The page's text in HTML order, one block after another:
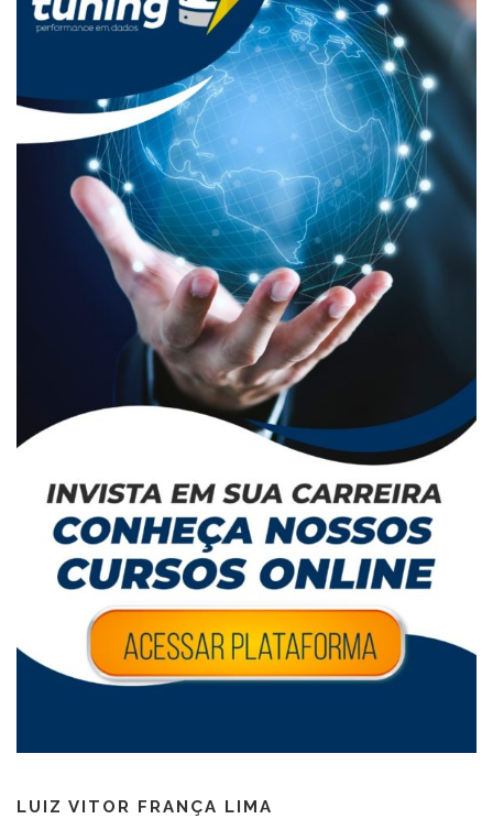
LUIZ VITOR FRANÇA LIMA